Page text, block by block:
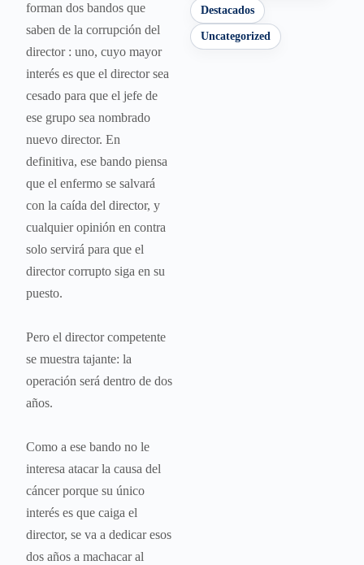
Destacados
Uncategorized
forman dos bandos que
saben de la corrupción del
director : uno, cuyo mayor
interés es que el director sea
cesado para que el jefe de
ese grupo sea nombrado
nuevo director. En
definitiva, ese bando piensa
que el enfermo se salvará
con la caída del director, y
cualquier opinión en contra
solo servirá para que el
director corrupto siga en su
puesto.
Pero el director competente
se muestra tajante: la
operación será dentro de dos
años.
Como a ese bando no le
interesa atacar la causa del
cáncer porque su único
interés es que caiga el
director, se va a dedicar esos
dos años a machacar al